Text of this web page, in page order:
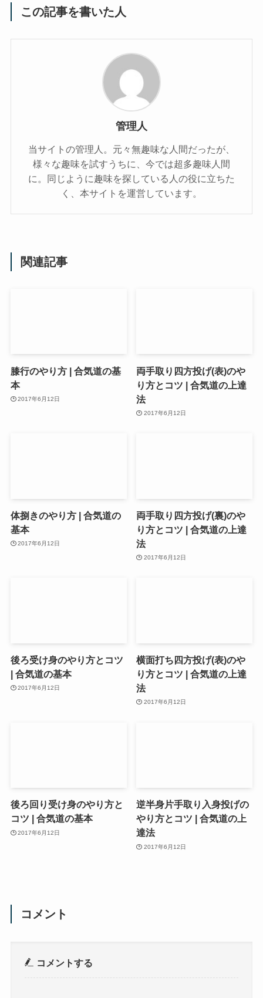
この記事を書いた人
管理人
当サイトの管理人。元々無趣味な人間だったが、
様々な趣味を試すうちに、今では超多趣味人間
に。同じように趣味を探している人の役に立ちた
く、本サイトを運営しています。
関連記事
膝行のやり方 | 合気道の基
本
2017年6月12日
両手取り四方投げ(表)のや
り方とコツ | 合気道の上達
法
2017年6月12日
体捌きのやり方 | 合気道の
基本
2017年6月12日
両手取り四方投げ(裏)のや
り方とコツ | 合気道の上達
法
2017年6月12日
後ろ受け身のやり方とコツ
| 合気道の基本
2017年6月12日
横面打ち四方投げ(表)のや
り方とコツ | 合気道の上達
法
2017年6月12日
後ろ回り受け身のやり方と
コツ | 合気道の基本
2017年6月12日
逆半身片手取り入身投げの
やり方とコツ | 合気道の上
達法
2017年6月12日
コメント
コメントする